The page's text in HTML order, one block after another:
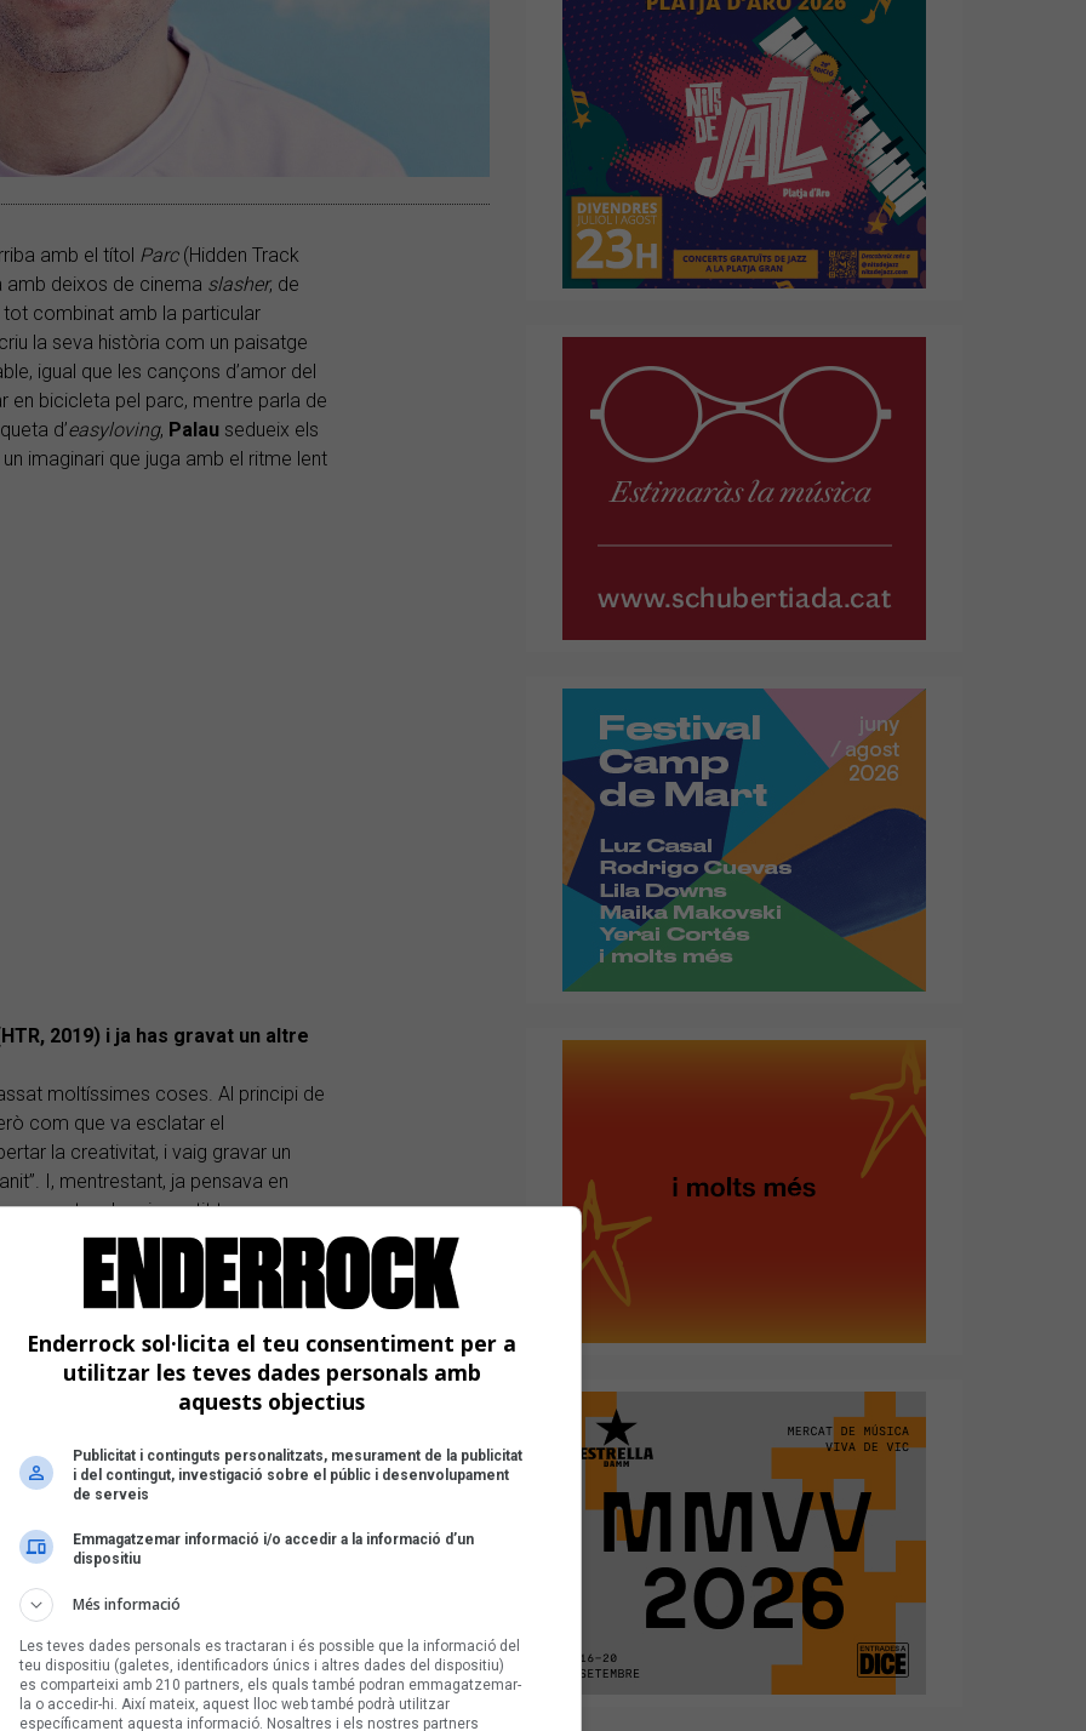
amb el títol Parc (Hidden Track
amb deixos de cinema slasher, de
combinat amb la particular
la seva història com un paisatge
igual que les cançons d’amor del
en bicicleta pel parc, mentre parla de
d’easyloving, Palau sedueix els
imaginari que juga amb el ritme lent
2019) i ja has gravat un altre
moltíssimes coses. Al principi de
com que va esclatar el
la creativitat, i vaig gravar un
I, mentrestant, ja pensava en
no hauria sortit tan
el volia tan senzill i tan simple va ser
fàcilment a l’hora de crear?
que la manera de fer cançons del
tardava molt a fer tant melodies
no aniria gens amb mi.
la teva manera de fer música?
on tot ja començava a ser molt
ha d’anar al mateix pas.
dues parts, perquè solen ser més
que sigui amè i fàcil d’empassar de
totes les cançons, però sí que hi
Enderrock sol·licita el teu consentiment per a
utilitzar les teves dades personals amb
aquests objectius
Publicitat i continguts personalitzats, mesurament de la publicitat
i del contingut, investigació sobre el públic i desenvolupament
de serveis
Emmagatzemar informació i/o accedir a la informació d’un
dispositiu
Més informació
Les teves dades personals es tractaran i és possible que la informació del
teu dispositiu (galetes, identificadors únics i altres dades del dispositiu)
es comparteixi amb 210 partners, els quals també podran emmagatzemar-
la o accedir-hi. Així mateix, aquest lloc web també podrà utilitzar
específicament aquesta informació. Nosaltres i els nostres partners